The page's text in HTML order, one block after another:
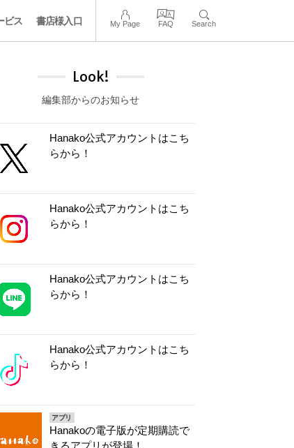
ビス 書店様入口 My Page FAQ Search
Look!
編集部からのお知らせ
Hanako公式アカウントはこち
らから！
Hanako公式アカウントはこち
らから！
Hanako公式アカウントはこち
らから！
Hanako公式アカウントはこち
らから！
アプリ
Hanakoの電子版が定期購読で
きるアプリが登場！